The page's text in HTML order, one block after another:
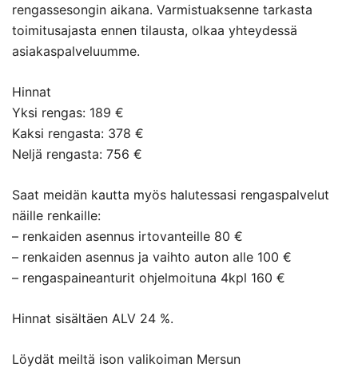
rengassesongin aikana. Varmistuaksenne tarkasta
toimitusajasta ennen tilausta, olkaa yhteydessä
asiakaspalveluumme.
Hinnat
Yksi rengas: 189 €
Kaksi rengasta: 378 €
Neljä rengasta: 756 €
Saat meidän kautta myös halutessasi rengaspalvelut
näille renkaille:
– renkaiden asennus irtovanteille 80 €
– renkaiden asennus ja vaihto auton alle 100 €
– rengaspaineanturit ohjelmoituna 4kpl 160 €
Hinnat sisältäen ALV 24 %.
Löydät meiltä ison valikoiman Mersun